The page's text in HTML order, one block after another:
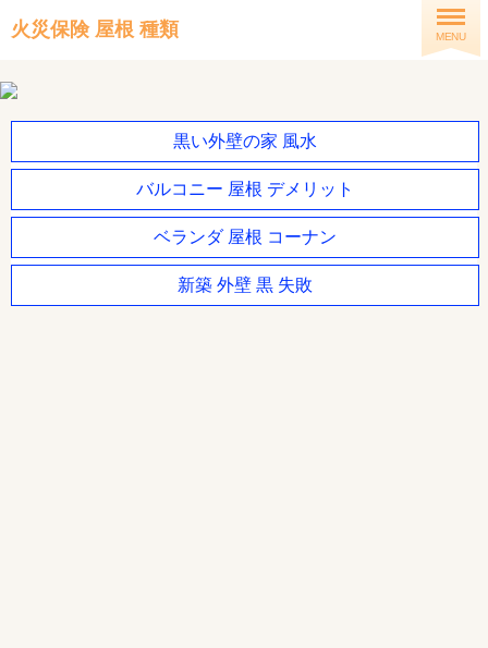
火災保険 屋根 種類 MENU
黒い外壁の家 風水
バルコニー 屋根 デメリット
ベランダ 屋根 コーナン
新築 外壁 黒 失敗